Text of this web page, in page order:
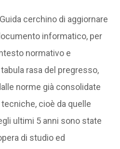
cerchino di aggiornare
informatico, per
normativo e
rasa del pregresso,
norme già consolidate
cioè da quelle
ultimi 5 anni sono state
di studio ed